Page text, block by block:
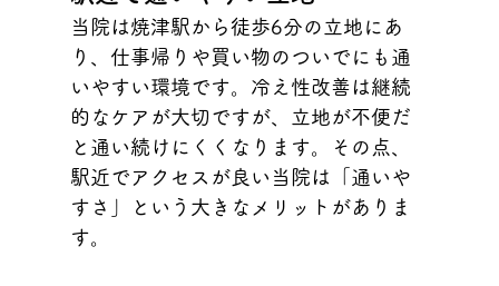
当院は焼津駅から徒歩6分の立地にあ
り、仕事帰りや買い物のついでにも通
いやすい環境です。冷え性改善は継続
的なケアが大切ですが、立地が不便だ
と通い続けにくくなります。その点、
駅近でアクセスが良い当院は「通いや
すさ」という大きなメリットがありま
す。